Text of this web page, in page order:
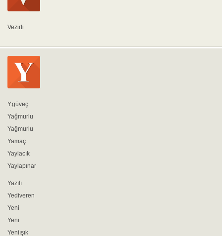
Vezirli
Y.güveç
Yağmurlu
Yağmurlu
Yamaç
Yaylacık
Yaylapınar
Yazılı
Yediveren
Yeni
Yeni
Yeniışık